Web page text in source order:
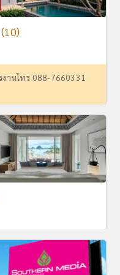
(10)
านโทร 088-7660331